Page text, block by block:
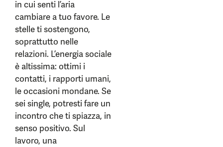
in cui senti l’aria
cambiare a tuo favore. Le
stelle ti sostengono,
soprattutto nelle
relazioni. L’energia sociale
è altissima: ottimi i
contatti, i rapporti umani,
le occasioni mondane. Se
sei single, potresti fare un
incontro che ti spiazza, in
senso positivo. Sul
lavoro, una